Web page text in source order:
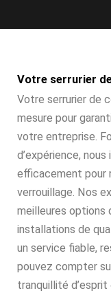
Votre serrurier
Votre serrurier de
mesure pour
votre entreprise.
d’expérience,
efficacement pour
verrouillage. Nos
meilleures options
installations de
un service fiable,
pouvez compter
tranquillité